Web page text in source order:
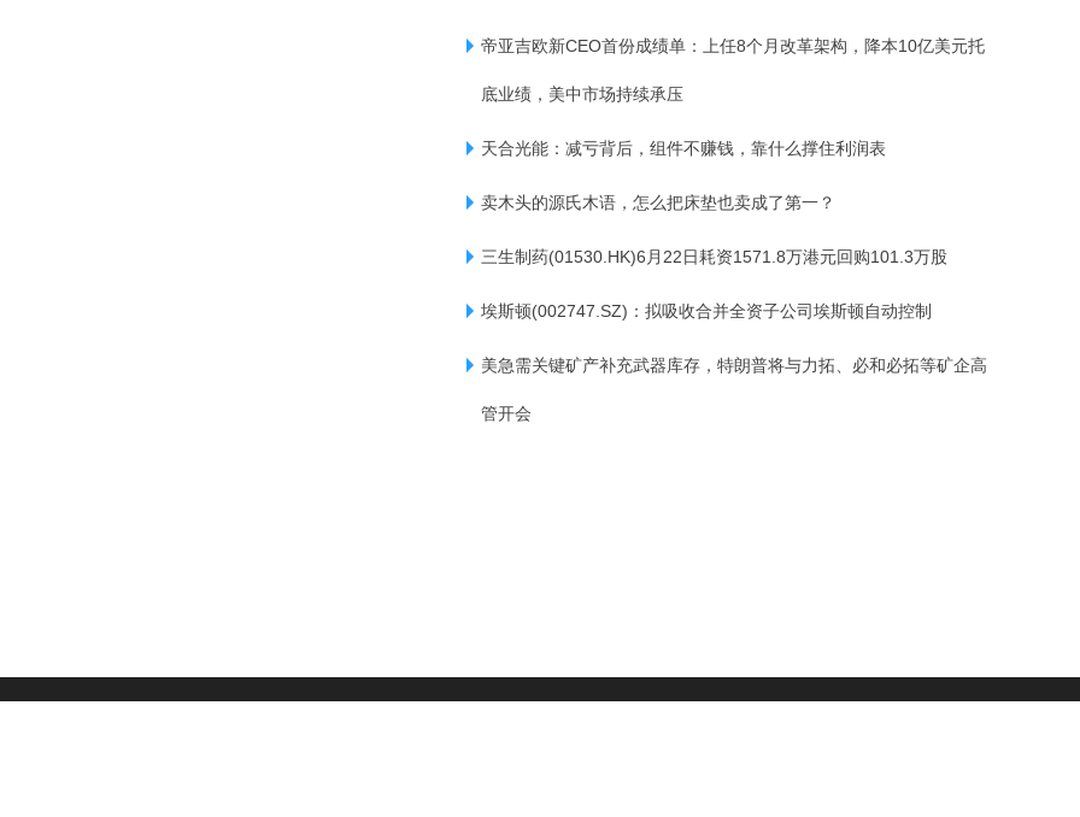
帝亚吉欧新CEO首份成绩单：上任8个月改革架构，降本10亿美元托
底业绩，美中市场持续承压
天合光能：减亏背后，组件不赚钱，靠什么撑住利润表
卖木头的源氏木语，怎么把床垫也卖成了第一？
三生制药(01530.HK)6月22日耗资1571.8万港元回购101.3万股
埃斯顿(002747.SZ)：拟吸收合并全资子公司埃斯顿自动控制
美急需关键矿产补充武器库存，特朗普将与力拓、必和必拓等矿企高
管开会